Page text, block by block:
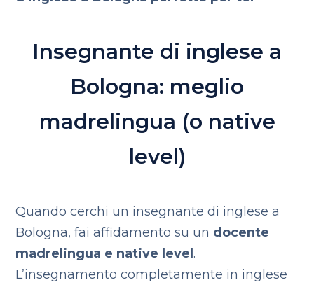
Insegnante di inglese a
Bologna: meglio
madrelingua (o native
level)
Quando cerchi un insegnante di inglese a
Bologna, fai affidamento su un docente
madrelingua e native level .
L’insegnamento completamente in inglese